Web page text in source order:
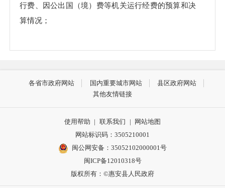
行费、因公出国（境）费等机关运行经费的预算和决
算情况；
5.根据《政府与社会资本合作（PPP）综合信息平
台信息公开管理暂行办法》（财金〔2017〕1号）有
6.根据《行政事业性收费项目审批管理暂行办
法》有关规定，会同发改、物价部门公开行政事业性
收费的项目、依据、标准；
各省市政府网站 国内重要城市网站
县区政府网站
其他友情链接
使用帮助 | 联系我们 |
网站地图
网站标识码：3505210001
闽公网安备：35052102000001号
闽ICP备12010318号
版权所有：©惠安县人民政府